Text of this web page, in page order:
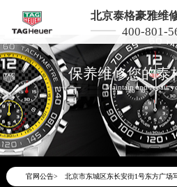
北京泰格豪雅维
400-801-
保养维修您的泰
Maintain and repair
官网公告>
2026年6月泰格豪雅北京市售后服务
2026年6月北京市泰格豪雅官方售后
2026年6月泰格豪雅售后服务中心最